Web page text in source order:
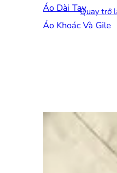
Quay trở
Áo Dài Tay
Áo Khoác Và Gile